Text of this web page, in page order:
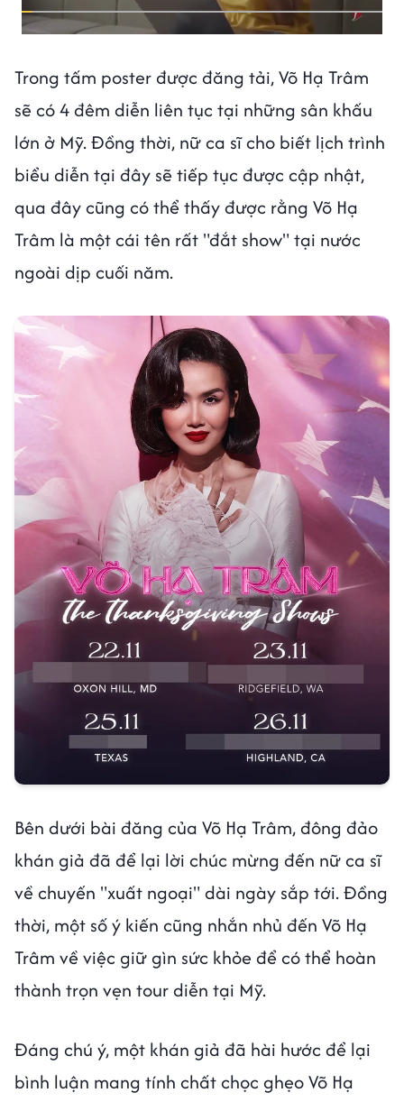
Trong tấm poster được đăng tải, Võ Hạ Trâm
sẽ có 4 đêm diễn liên tục tại những sân khấu
lớn ở Mỹ. Đồng thời, nữ ca sĩ cho biết lịch trình
biểu diễn tại đây sẽ tiếp tục được cập nhật,
qua đây cũng có thể thấy được rằng Võ Hạ
Trâm là một cái tên rất "đắt show" tại nước
ngoài dịp cuối năm.
Bên dưới bài đăng của Võ Hạ Trâm, đông đảo
khán giả đã để lại lời chúc mừng đến nữ ca sĩ
về chuyến "xuất ngoại" dài ngày sắp tới. Đồng
thời, một số ý kiến cũng nhắn nhủ đến Võ Hạ
Trâm về việc giữ gìn sức khỏe để có thể hoàn
thành trọn vẹn tour diễn tại Mỹ.
Đáng chú ý, một khán giả đã hài hước để lại
bình luận mang tính chất chọc ghẹo Võ Hạ